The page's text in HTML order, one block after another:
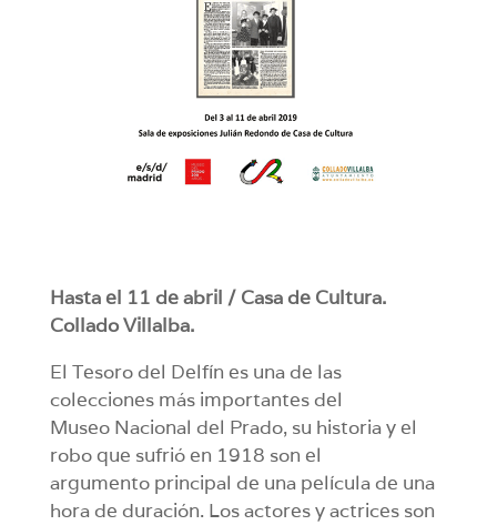
Hasta el 11 de abril / Casa de Cultura.
Collado Villalba.
El Tesoro del Delfín es una de las
colecciones más importantes del
Museo Nacional del Prado, su historia y el
robo que sufrió en 1918 son el
argumento principal de una película de una
hora de duración. Los actores y actrices son